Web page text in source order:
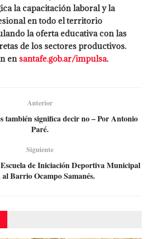
la capacitación laboral y la
en todo el territorio
la oferta educativa con las
de los sectores productivos.
en santafe.gob.ar/impulsa.
Anterior
también significa decir no – Por Antonio
Paré.
Siguiente
de Iniciación Deportiva Municipal
al Barrio Ocampo Samanés.